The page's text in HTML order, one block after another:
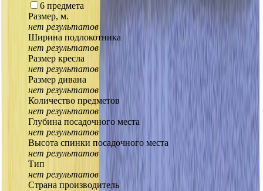
6 предмета
Размер, м.
нет результатов
Ширина подлокотника
нет результатов
Размер кресла
нет результатов
Размер дивана
нет результатов
Количество предметов
нет результатов
Глубина посадочного места
нет результатов
Высота спинки посадочного места
нет результатов
Тип
нет результатов
Страна производитель